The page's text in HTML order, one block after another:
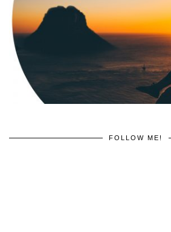
FOLLOW ME!